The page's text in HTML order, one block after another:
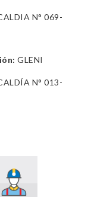
N° 069-
GLENI
N° 013-